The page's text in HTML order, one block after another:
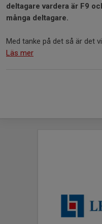
deltagare vardera är F9
många deltagare.
Med tanke på det så är det
Läs mer